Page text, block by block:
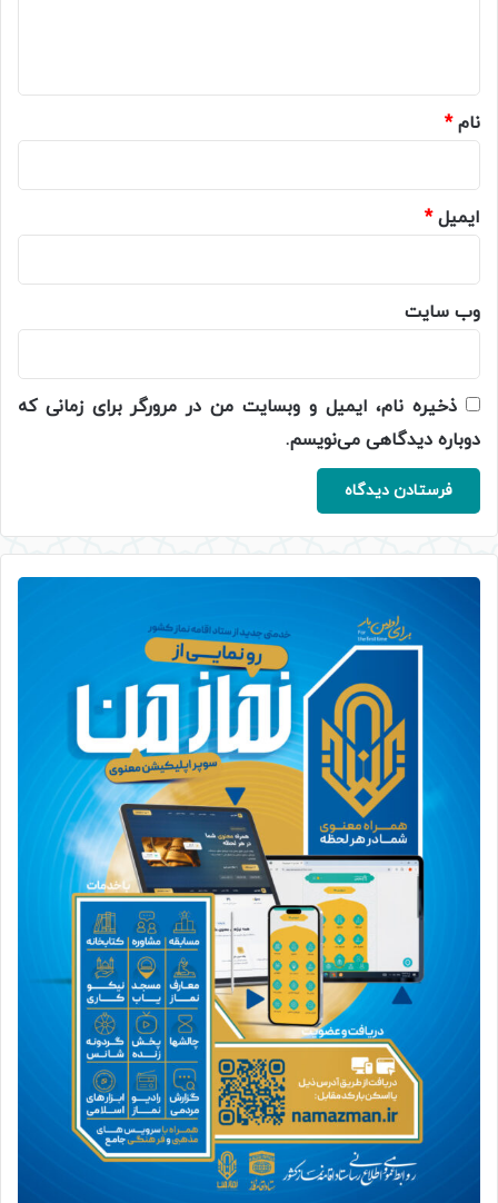
نام*
ایمیل*
وب‌ سایت
ذخیره نام، ایمیل و وبسایت من در مرورگر برای زمانی که
دوباره دیدگاهی می‌نویسم.